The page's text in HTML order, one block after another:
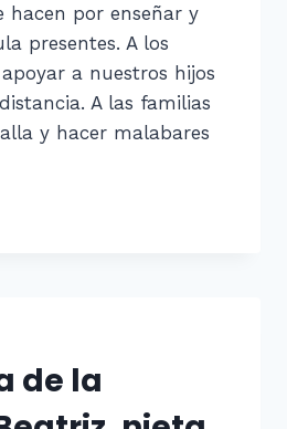
hacen por enseñar y
presentes. A los
a nuestros hijos
A las familias
y hacer malabares
de la